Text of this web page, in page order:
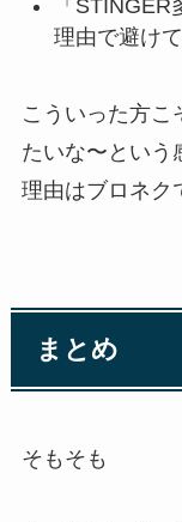
「
理由で避け
こういった方こ
たいな〜という
理由はブロネク
まとめ
そもそも